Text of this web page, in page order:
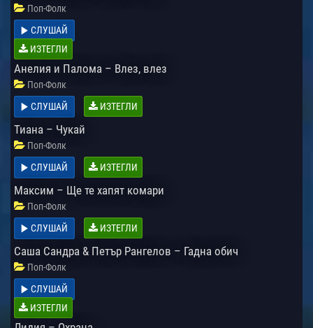
Поп-Фолк
СЛУШАЙ
ИЗТЕГЛИ
Анелия и Палома – Влез, влез
Поп-Фолк
СЛУШАЙ
ИЗТЕГЛИ
Тиана – Чукай
Поп-Фолк
СЛУШАЙ
ИЗТЕГЛИ
Максим – Ще те хапят комари
Поп-Фолк
СЛУШАЙ
ИЗТЕГЛИ
Саша Сандра & Петър Рангелов – Гадна обич
Поп-Фолк
СЛУШАЙ
ИЗТЕГЛИ